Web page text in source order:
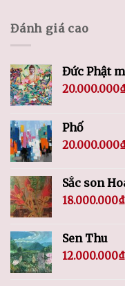
Đánh giá cao
Đức Phật
20.000.000
Phố
20.000.000
Sắc son
18.000.000₫
Sen Thu
12.000.000₫